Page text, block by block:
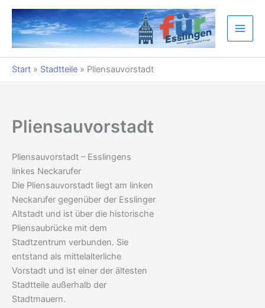
Zum
Inhalt
springen
Start » Stadtteile » Pliensauvorstadt
Pliensauvorstadt
Pliensauvorstadt – Esslingens
linkes Neckarufer
Die Pliensauvorstadt liegt am linken
Neckarufer gegenüber der Esslinger
Altstadt und ist über die historische
Pliensaubrücke mit dem
Stadtzentrum verbunden. Sie
entstand als mittelalterliche
Vorstadt und ist einer der ältesten
Stadtteile außerhalb der
Stadtmauern.